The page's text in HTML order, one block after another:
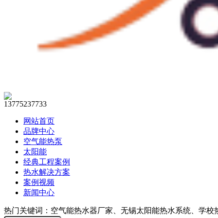
13775237733
网站首页
品牌中心
空气能热泵
太阳能
经典工程案例
热水解决方案
案例视频
新闻中心
热门关键词：空气能热水器厂家、无锡太阳能热水系统、学校